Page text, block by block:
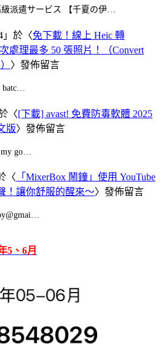
級派遣サービス 【千夏の伊…
」於〈免下載！線上 Heic 轉
處理最多 50 張照片！（Convert
〉發佈留言
batc…
〈[下載] avast! 免費防毒軟體 2025
版〉發佈留言
my go…
〈 「MixerBox 鬧鐘」使用 YouTube
！讓你舒服的醒來～〉發佈留言
5、6月